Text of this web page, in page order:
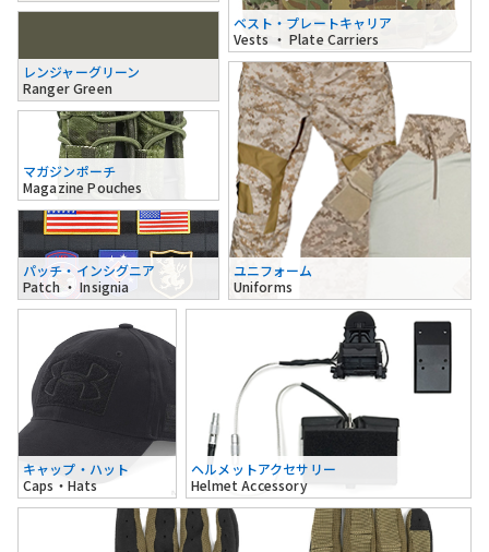
レンジャーグリーン
Ranger Green
ベスト・プレートキャリア
Vests ・ Plate Carriers
マガジンポーチ
Magazine Pouches
パッチ・インシグニア
Patch ・ Insignia
ユニフォーム
Uniforms
キャップ・ハット
Caps・Hats
ヘルメットアクセサリー
Helmet Accessory